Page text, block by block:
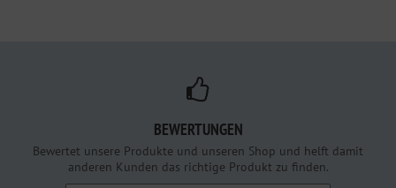
BEWERTUNGEN
Bewertet unsere Produkte und unseren Shop und helft damit
anderen Kunden das richtige Produkt zu finden.